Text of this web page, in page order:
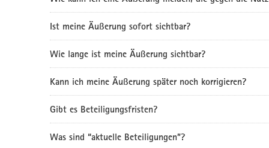
Ist meine Äußerung sofort sichtbar?
Wie lange ist meine Äußerung sichtbar?
Kann ich meine Äußerung später noch korrigieren?
Gibt es Beteiligungsfristen?
Was sind “aktuelle Beteiligungen”?